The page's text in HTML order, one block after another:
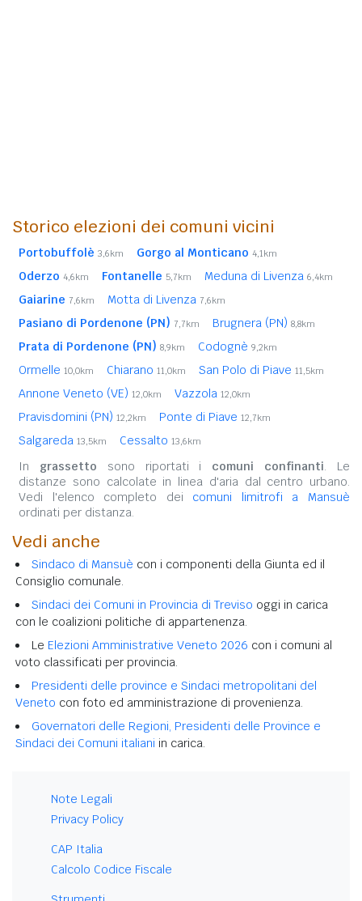
Storico elezioni dei comuni vicini
Portobuffolè 3,6km Gorgo al Monticano 4,1km
Oderzo 4,6km Fontanelle 5,7km Meduna di Livenza 6,4km
Gaiarine 7,6km Motta di Livenza 7,6km
Pasiano di Pordenone (PN) 7,7km Brugnera (PN) 8,8km
Prata di Pordenone (PN) 8,9km Codognè 9,2km
Ormelle 10,0km Chiarano 11,0km San Polo di Piave 11,5km
Annone Veneto (VE) 12,0km Vazzola 12,0km
Pravisdomini (PN) 12,2km Ponte di Piave 12,7km
Salgareda 13,5km Cessalto 13,6km
In grassetto sono riportati i comuni confinanti. Le
distanze sono calcolate in linea d'aria dal centro urbano.
Vedi l'elenco completo dei comuni limitrofi a Mansuè
ordinati per distanza.
Vedi anche
Sindaco di Mansuè con i componenti della Giunta ed il
Consiglio comunale.
Sindaci dei Comuni in Provincia di Treviso oggi in carica
con le coalizioni politiche di appartenenza.
Le Elezioni Amministrative Veneto 2026 con i comuni al
voto classificati per provincia.
Presidenti delle province e Sindaci metropolitani del
Veneto con foto ed amministrazione di provenienza.
Governatori delle Regioni, Presidenti delle Province e
Sindaci dei Comuni italiani in carica.
Note Legali
Privacy Policy
CAP Italia
Calcolo Codice Fiscale